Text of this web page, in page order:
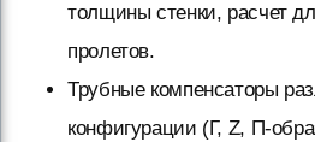
толщины стенки, расчет
пролетов.
Трубные компенсаторы
конфигурации (Г, Z, П-